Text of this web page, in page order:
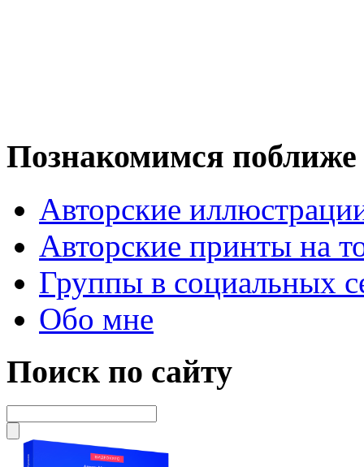
Познакомимся поближе
Авторские
Авторские принты на
Группы в социальных
Обо мне
Поиск по сайту